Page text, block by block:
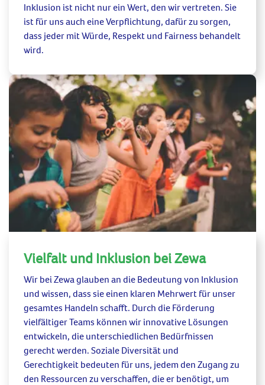
Inklusion ist nicht nur ein Wert, den wir vertreten. Sie
ist für uns auch eineVerpflichtung, dafür zu sorgen,
dass jeder mit Würde, Respekt und Fairness behandelt
wird.
Vielfalt und Inklusion bei Zewa
Wir bei Zewa glauben an die Bedeutung von Inklusion
und wissen, dass sie einen klaren Mehrwert für unser
gesamtes Handeln schafft. Durch die Förderung
vielfältiger Teams können wir innovative Lösungen
entwickeln, die unterschiedlichen Bedürfnissen
gerecht werden. Soziale Diversität und
Gerechtigkeit bedeuten für uns, jedem den Zugang zu
den Ressourcen zu verschaffen, die er benötigt, um